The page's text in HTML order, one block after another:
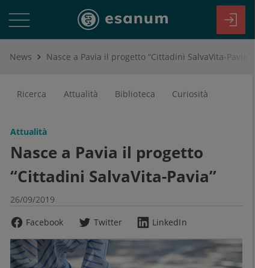
News Nasce a Pavia il progetto “Cittadini SalvaVita-Pavia”
Ricerca Attualità Biblioteca Curiosità
Attualità
Nasce a Pavia il progetto
“Cittadini SalvaVita-Pavia”
26/09/2019
Facebook
Twitter LinkedIn